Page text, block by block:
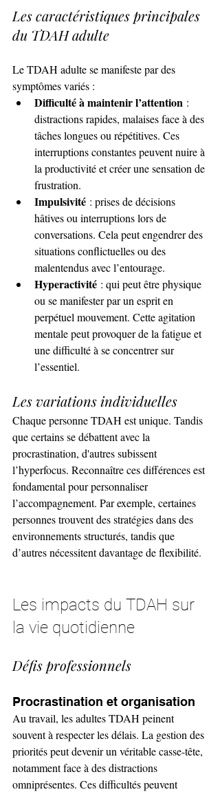
Les caractéristiques principales
du TDAH adulte
Le TDAH adulte se manifeste par des
symptômes variés :
Difficulté à maintenir l’attention :
distractions rapides, malaises face à des
tâches longues ou répétitives. Ces
interruptions constantes peuvent nuire à
la productivité et créer une sensation de
frustration.
Impulsivité : prises de décisions
hâtives ou interruptions lors de
conversations. Cela peut engendrer des
situations conflictuelles ou des
malentendus avec l’entourage.
Hyperactivité : qui peut être physique
ou se manifester par un esprit en
perpétuel mouvement. Cette agitation
mentale peut provoquer de la fatigue et
une difficulté à se concentrer sur
l’essentiel.
Les variations individuelles
Chaque personne TDAH est unique. Tandis
que certains se débattent avec la
procrastination, d'autres subissent
l’hyperfocus. Reconnaître ces différences est
fondamental pour personnaliser
l’accompagnement. Par exemple, certaines
personnes trouvent des stratégies dans des
environnements structurés, tandis que
d’autres nécessitent davantage de flexibilité.
Les impacts du TDAH sur
la vie quotidienne
Défis professionnels
Procrastination et organisation
Au travail, les adultes TDAH peinent
souvent à respecter les délais. La gestion des
priorités peut devenir un véritable casse-tête,
notamment face à des distractions
omniprésentes. Ces difficultés peuvent